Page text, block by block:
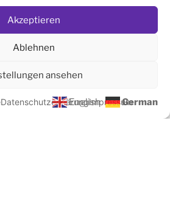
Akzeptieren
Ablehnen
ansehen
DatenschutzerklärungImpressum
Bau der Meditationshalle
English German